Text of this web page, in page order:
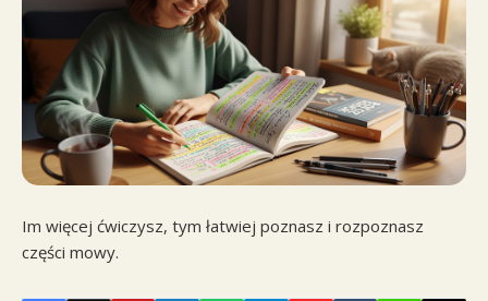
Im więcej ćwiczysz, tym łatwiej poznasz i rozpoznasz
części mowy.